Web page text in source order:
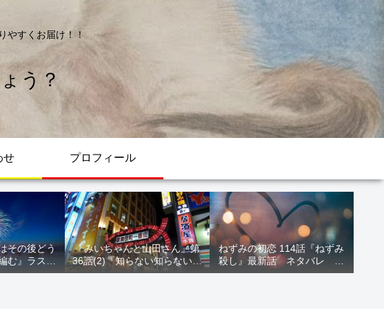
やすくお届け！！
う？
せ プロフィール
その後どう
む』ラスト
解説
『みいちゃんと山田さん』第
36話(2)『知らない知らない知
らない』最新話 ネタバレ 犯
ねずみの初恋 114話『ねずみ
殺し』最新話 ネタバレ 水
鳥死亡 鯆を殺すか